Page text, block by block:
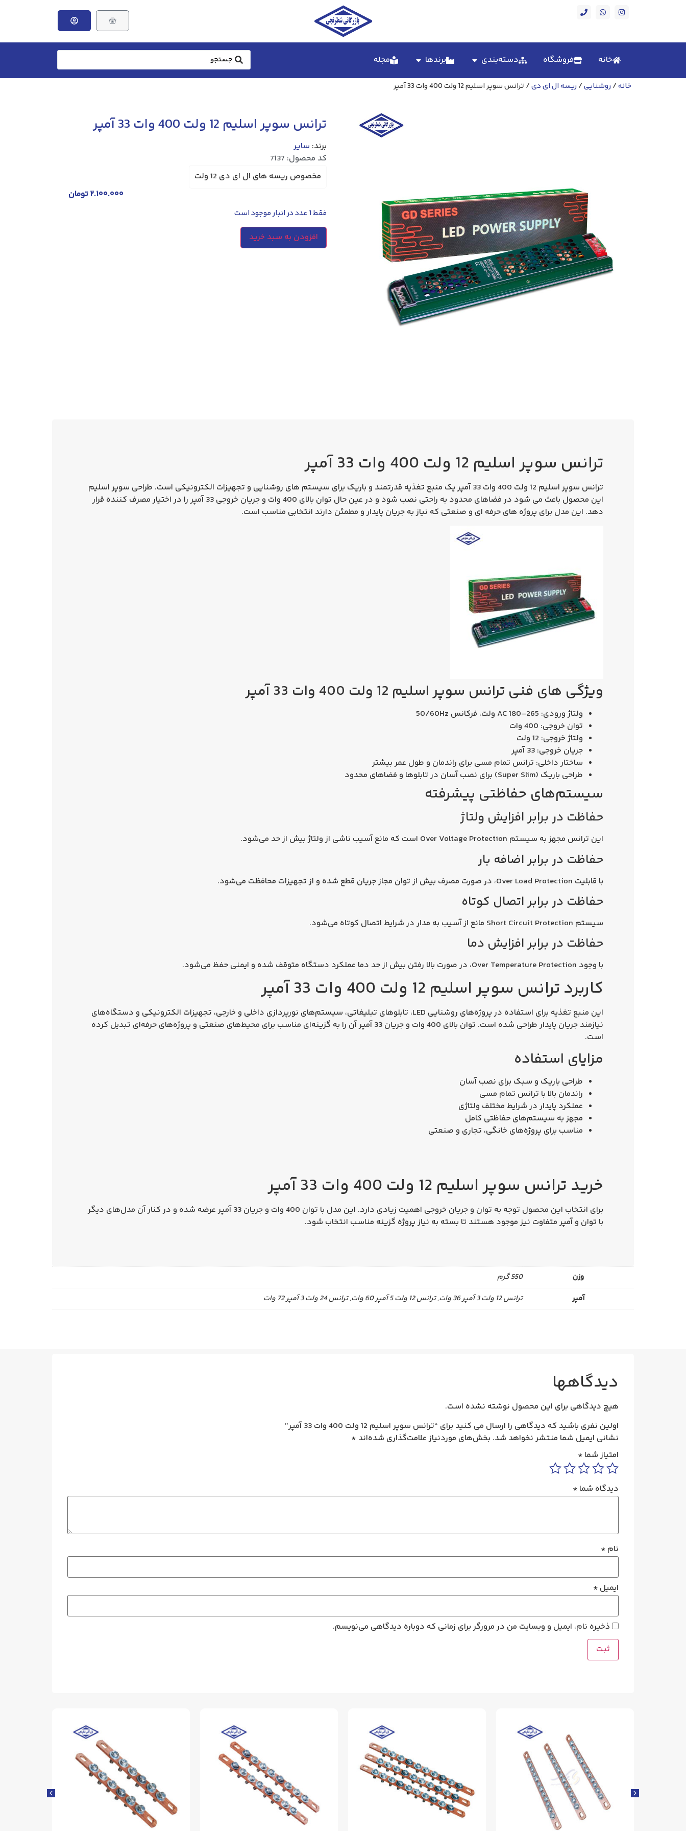
خانه فروشگاه دسته‌بندی برندها مجله
خانه/ روشنایی/ ریسه ال ای دی/ ترانس سوپر اسلیم 12 ولت 400 وات 33 آمپر
ترانس سوپر اسلیم 12 ولت 400 وات 33 آمپر
برند: سایر
کد محصول: 7137
مخصوص ریسه های ال ای دی 12 ولت
۲.۱۰۰.۰۰۰تومان
فقط 1 عدد در انبار موجود است
افزودن به سبد خرید
ترانس سوپر اسلیم 12 ولت 400 وات 33 آمپر
ترانس سوپر اسلیم 12 ولت 400 وات 33 آمپر یک منبع تغذیه قدرتمند و باریک برای سیستم‌ های روشنایی و تجهیزات الکترونیکی است. طراحی سوپر اسلیم
این محصول باعث می‌ شود در فضاهای محدود به راحتی نصب شود و در عین حال توان بالای 400 وات و جریان خروجی 33 آمپر را در اختیار مصرف‌ کننده قرار
دهد. این مدل برای پروژه‌ های حرفه‌ ای و صنعتی که نیاز به جریان پایدار و مطمئن دارند انتخابی مناسب است.
ویژگی‌ های فنی ترانس سوپر اسلیم 12 ولت 400 وات 33 آمپر
ولتاژ ورودی: AC 180–265 ولت، فرکانس 50/60Hz
توان خروجی: 400 وات
ولتاژ خروجی: 12 ولت
جریان خروجی: 33 آمپر
ساختار داخلی: ترانس تمام مسی برای راندمان و طول عمر بیشتر
طراحی باریک (Super Slim) برای نصب آسان در تابلوها و فضاهای محدود
سیستم‌های حفاظتی پیشرفته
حفاظت در برابر افزایش ولتاژ
این ترانس مجهز به سیستم Over Voltage Protection است که مانع آسیب ناشی از ولتاژ بیش از حد می‌شود.
حفاظت در برابر اضافه بار
با قابلیت Over Load Protection، در صورت مصرف بیش از توان مجاز جریان قطع شده و از تجهیزات محافظت می‌شود.
حفاظت در برابر اتصال کوتاه
سیستم Short Circuit Protection مانع از آسیب به مدار در شرایط اتصال کوتاه می‌شود.
حفاظت در برابر افزایش دما
با وجود Over Temperature Protection، در صورت بالا رفتن بیش از حد دما عملکرد دستگاه متوقف شده و ایمنی حفظ می‌شود.
کاربرد ترانس سوپر اسلیم 12 ولت 400 وات 33 آمپر
این منبع تغذیه برای استفاده در پروژه‌های روشنایی LED، تابلوهای تبلیغاتی، سیستم‌های نورپردازی داخلی و خارجی، تجهیزات الکترونیکی و دستگاه‌های
نیازمند جریان پایدار طراحی شده است. توان بالای 400 وات و جریان 33 آمپر آن را به گزینه‌ای مناسب برای محیط‌های صنعتی و پروژه‌های حرفه‌ای تبدیل کرده
است.
مزایای استفاده
طراحی باریک و سبک برای نصب آسان
راندمان بالا با ترانس تمام مسی
عملکرد پایدار در شرایط مختلف ولتاژی
مجهز به سیستم‌های حفاظتی کامل
مناسب برای پروژه‌های خانگی، تجاری و صنعتی
خرید ترانس سوپر اسلیم 12 ولت 400 وات 33 آمپر
برای انتخاب این محصول توجه به توان و جریان خروجی اهمیت زیادی دارد. این مدل با توان 400 وات و جریان 33 آمپر عرضه شده و در کنار آن مدل‌های دیگر
با توان و آمپر متفاوت نیز موجود هستند تا بسته به نیاز پروژه گزینه مناسب انتخاب شود.
وزن
550 گرم
آمپر
ترانس 12 ولت 3 آمپر 36 وات, ترانس 12 ولت 5 آمپر 60 وات, ترانس 24 ولت 3 آمپر 72 وات
دیدگاهها
هیچ دیدگاهی برای این محصول نوشته نشده است.
اولین نفری باشید که دیدگاهی را ارسال می کنید برای “ترانس سوپر اسلیم 12 ولت 400 وات 33 آمپر”
نشانی ایمیل شما منتشر نخواهد شد. بخش‌های موردنیاز علامت‌گذاری شده‌اند *
امتیاز شما *
دیدگاه شما *
نام *
ایمیل *
ذخیره نام، ایمیل و وبسایت من در مرورگر برای زمانی که دوباره دیدگاهی می‌نویسم.